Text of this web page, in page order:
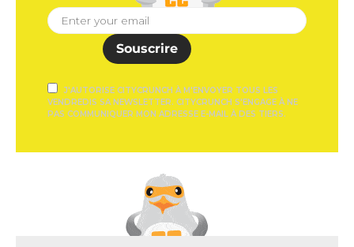
Souscrire
J'AUTORISE CITYCRUNCH À M'ENVOYER TOUS LES
VENDREDIS SA NEWSLETTER. CITYCRUNCH S'ENGAGE À NE
PAS COMMUNIQUER MON ADRESSE E-MAIL À DES TIERS.